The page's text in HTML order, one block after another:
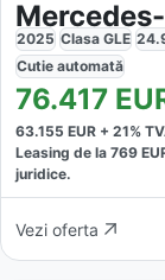
2025 Clasa GLE
Cutie automată
76.417
63.155 EUR + 21%
Leasing de la 769
juridice.
Vezi oferta